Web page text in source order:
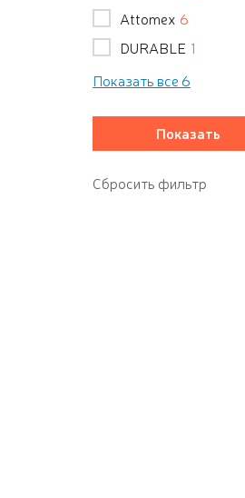
Attomex 6
DURABLE 1
Показать все 6